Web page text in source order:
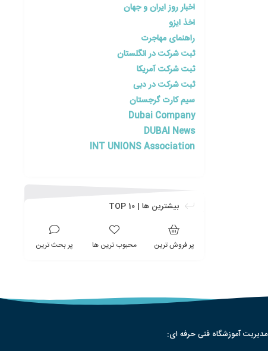
اخبار روز ایران و جهان
اخذ ایزو
راهنمای مهاجرت
ثبت شرکت در انگلستان
ثبت شرکت آمریکا
ثبت شرکت در دبی
سیم کارت گرجستان
Dubai Company
DUBAI News
INT UNIONS Association
بیشترین ها | TOP 10
پر فروش ترین محبوب ترین ها پر بحث ترین
مدیریت آموزشگاه فنی حرفه ای: